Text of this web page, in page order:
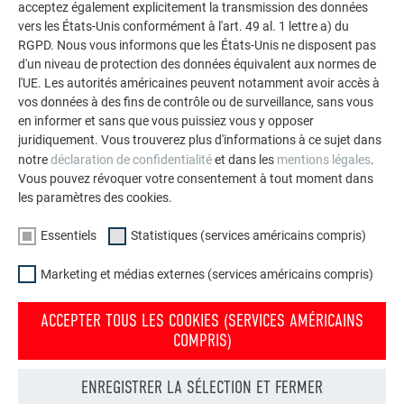
grandes que sur de petites surfaces. Ils sont idéals pour qui
recherche le raffinement architectural, car ils peuvent être
transformés de multiples manières — par fraisage, perçage,
pliage, etc. —, ce qui permet de réaliser des façades et
surfaces murales hors du commun.
PANNEAU COMPOSITE EN ALUMINIUM
PREFABOND
CARACTÉRISTIQUES TECHNIQUES
MATÉRIAU :
aluminium prélaqué (face endroit)
âme FR (âme A2 sur demande)
aluminium avec vernis de protection (face envers)
acceptez également explicitement la transmission des données
vers les États-Unis conformément à l'art. 49 al. 1 lettre a) du
RGPD. Nous vous informons que les États-Unis ne disposent pas
d'un niveau de protection des données équivalent aux normes de
l'UE. Les autorités américaines peuvent notamment avoir accès à
vos données à des fins de contrôle ou de surveillance, sans vous
en informer et sans que vous puissiez vous y opposer
juridiquement. Vous trouverez plus d'informations à ce sujet dans
notredéclaration de confidentialitéet dans les mentions légales.
Vous pouvez révoquer votre consentement à tout moment dans
les paramètres des cookies.
Essentiels Statistiques (services américains compris)
Marketing et médias externes (services américains compris)
ACCEPTER TOUS LES COOKIES (SERVICES AMÉRICAINS
COMPRIS)
ENREGISTRER LA SÉLECTION ET FERMER